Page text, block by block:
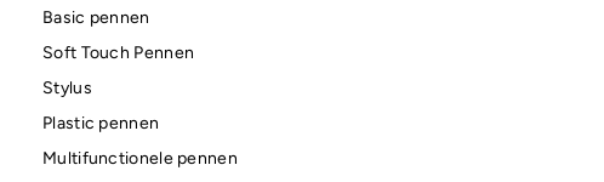
Basic pennen
Soft Touch Pennen
Stylus
Plastic pennen
Multifunctionele pennen